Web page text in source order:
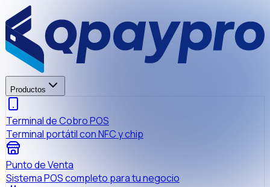
Productos
Terminal de Cobro POS
Terminal portátil con NFC y chip
Punto de Venta
Sistema POS completo para tu negocio